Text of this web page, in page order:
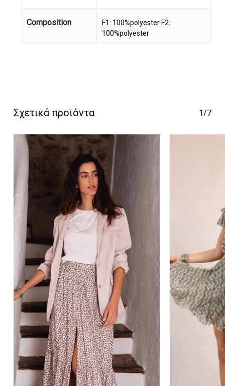
Composition
F1: 100%polyester F2:
100%polyester
Σχετικά προϊόντα 1/7